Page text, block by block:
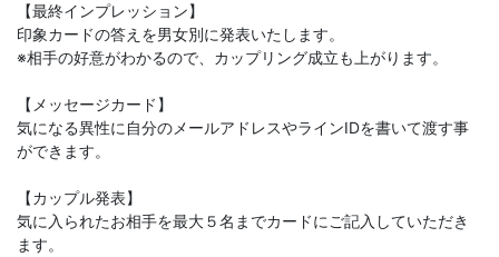
【最終インプレッション】
印象カードの答えを男女別に発表いたします。
※相手の好意がわかるので、カップリング成立も上がります。
【メッセージカード】
気になる異性に自分のメールアドレスやラインIDを書いて渡す事
ができます。
【カップル発表】
気に入られたお相手を最大５名までカードにご記入していただき
ます。